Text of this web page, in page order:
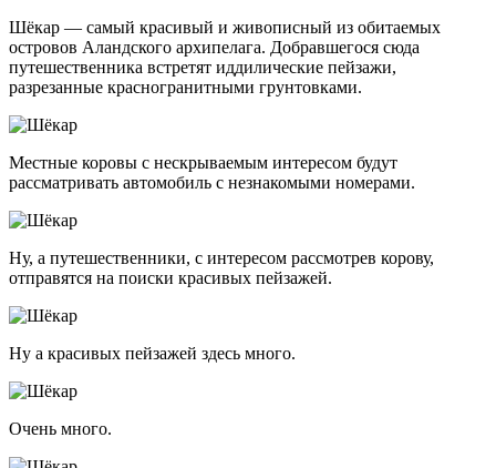
Шёкар — самый красивый и живописный из обитаемых
островов Аландского архипелага. Добравшегося сюда
путешественника встретят иддилические пейзажи,
разрезанные красногранитными грунтовками.
Местные коровы с нескрываемым интересом будут
рассматривать автомобиль с незнакомыми номерами.
Ну, а путешественники, с интересом рассмотрев корову,
отправятся на поиски красивых пейзажей.
Ну а красивых пейзажей здесь много.
Очень много.